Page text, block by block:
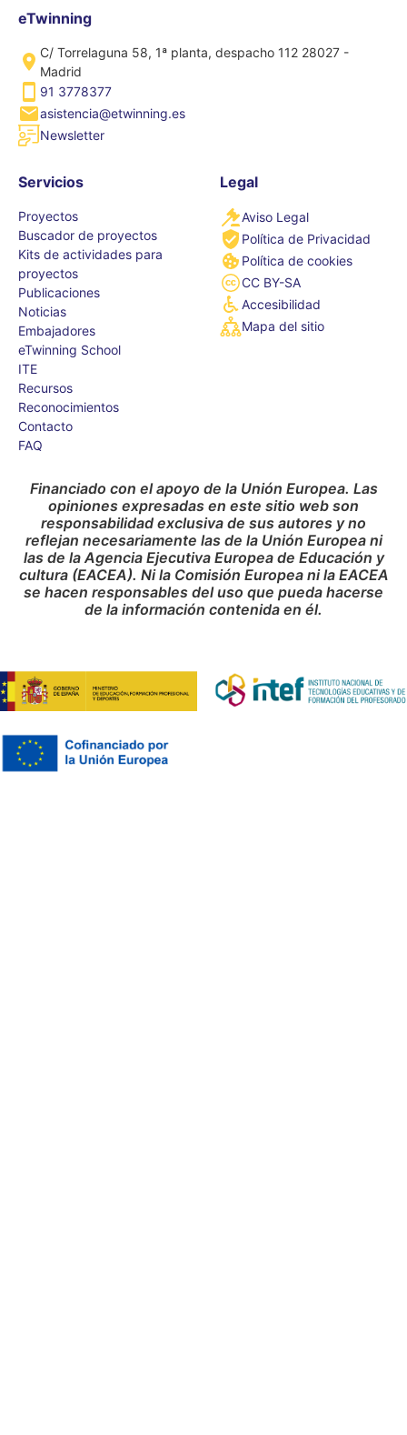
eTwinning
C/ Torrelaguna 58, 1ª planta, despacho 112 28027 -
Madrid
91 3778377
asistencia@etwinning.es
Newsletter
Servicios
Proyectos
Buscador de proyectos
Kits de actividades para
proyectos
Publicaciones
Noticias
Embajadores
eTwinning School
ITE
Recursos
Reconocimientos
Contacto
FAQ
Legal
Aviso Legal
Política de Privacidad
Política de cookies
CC BY-SA
Accesibilidad
Mapa del sitio
Financiado con el apoyo de la Unión Europea. Las
opiniones expresadas en este sitio web son
responsabilidad exclusiva de sus autores y no
reflejan necesariamente las de la Unión Europea ni
las de la Agencia Ejecutiva Europea de Educación y
cultura (EACEA). Ni la Comisión Europea ni la EACEA
se hacen responsables del uso que pueda hacerse
de la información contenida en él.